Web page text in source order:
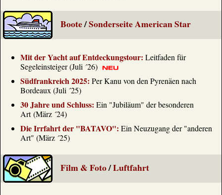
Boote/Sonderseite American Star
Mit der Yacht auf Entdeckungstour: Leitfaden für
Segeleinsteiger (Juli ´26)
Südfrankreich 2025: Per Kanu von den Pyrenäen nach
Bordeaux (Juli ´25)
30 Jahre und Schluss: Ein "Jubiläum" der besonderen
Art (März ´24)
Die Irrfahrt der "BATAVO": Ein Neuzugang der "anderen
Art" (März ´25)
Film & Foto/Luftfahrt